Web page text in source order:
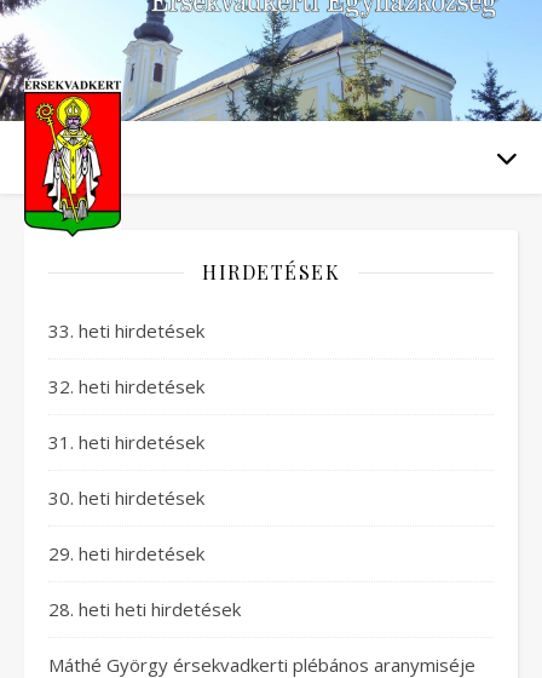
HIRDETÉSEK
33. heti hirdetések
32. heti hirdetések
31. heti hirdetések
30. heti hirdetések
29. heti hirdetések
28. heti heti hirdetések
Máthé György érsekvadkerti plébános aranymiséje